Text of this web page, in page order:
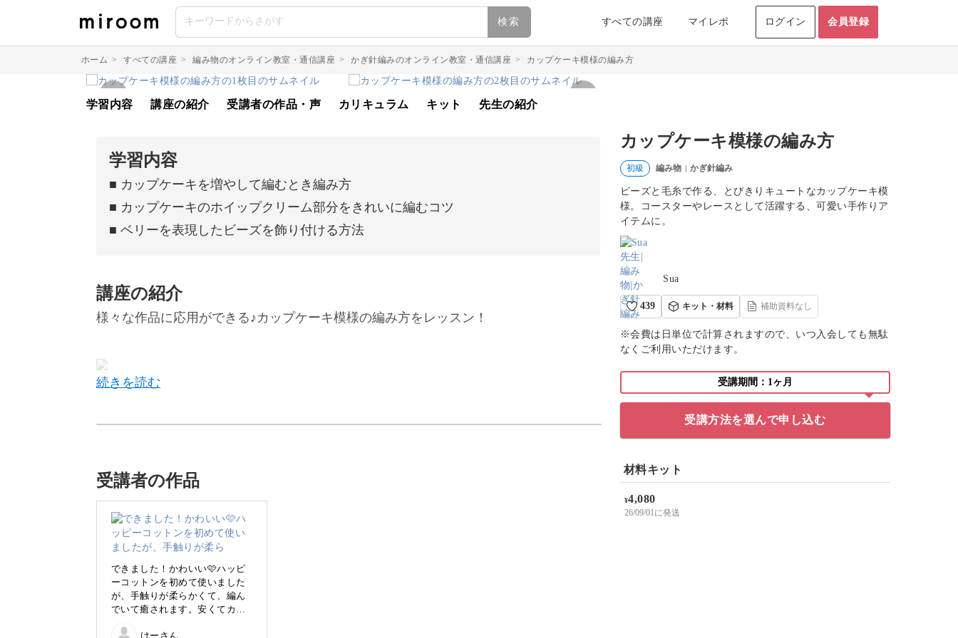
検索 すべての講座 マイレポ ログイン 会員登録
ホーム > すべての講座 > 編み物のオンライン教室・通信講座 > かぎ針編みのオンライン教室・通信講座 > カップケーキ模様の編み方
カップケーキ模様の編み方
初級 編み物 | かぎ針編み
ビーズと毛糸で作る、とびきりキュートなカップケーキ模
様。コースターやレースとして活躍する、可愛い手作りア
イテムに。
Sua
439 キット・材料 補助資料なし
※会費は日単位で計算されますので、いつ入会しても無駄
なくご利用いただけます。
受講期間：1ヶ月
受講方法を選んで申し込む
材料キット
¥4,080
26/09/01に発送
学習内容 講座の紹介 受講者の作品・声 カリキュラム キット 先生の紹介
学習内容
■ カップケーキを増やして編むとき編み方
■ カップケーキのホイップクリーム部分をきれいに編むコツ
■ ベリーを表現したビーズを飾り付ける方法
講座の紹介
様々な作品に応用ができる♪カップケーキ模様の編み方をレッスン！
今回は模様の編み方レッスンということで、基本の編み方をレクチャーしていますがこ
の編み方を使ってカップケーキの数を増やすとコースターやランチョンマット、ひざか
けやポーチなどさまざまなものに応用が可能♪
編めるようになるととてもかんたんな模様なので、作品の幅を広げるためにもぜひ習得
してみてくださいね♪
受講者の作品
できました！かわいい🩷ハッピ
ーコットンを初めて使いました
が、手触りが柔らかくて、編ん
でいて癒されます。安くてカラ
けーさん